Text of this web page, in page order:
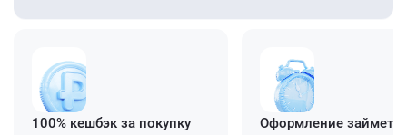
100% кешбэк за покупку
Оформление займет